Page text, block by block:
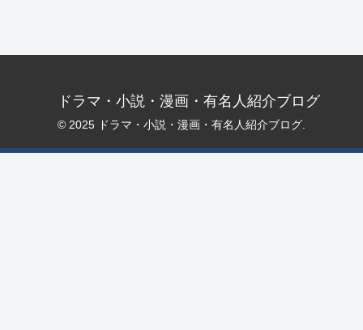
ドラマ・小説・漫画・有名人紹介ブログ
© 2025 ドラマ・小説・漫画・有名人紹介ブログ.